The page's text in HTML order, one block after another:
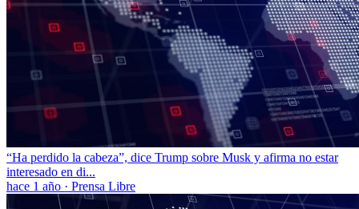
“Ha perdido la cabeza”, dice Trump sobre Musk y afirma no estar
interesado en di...
hace 1 año · Prensa Libre